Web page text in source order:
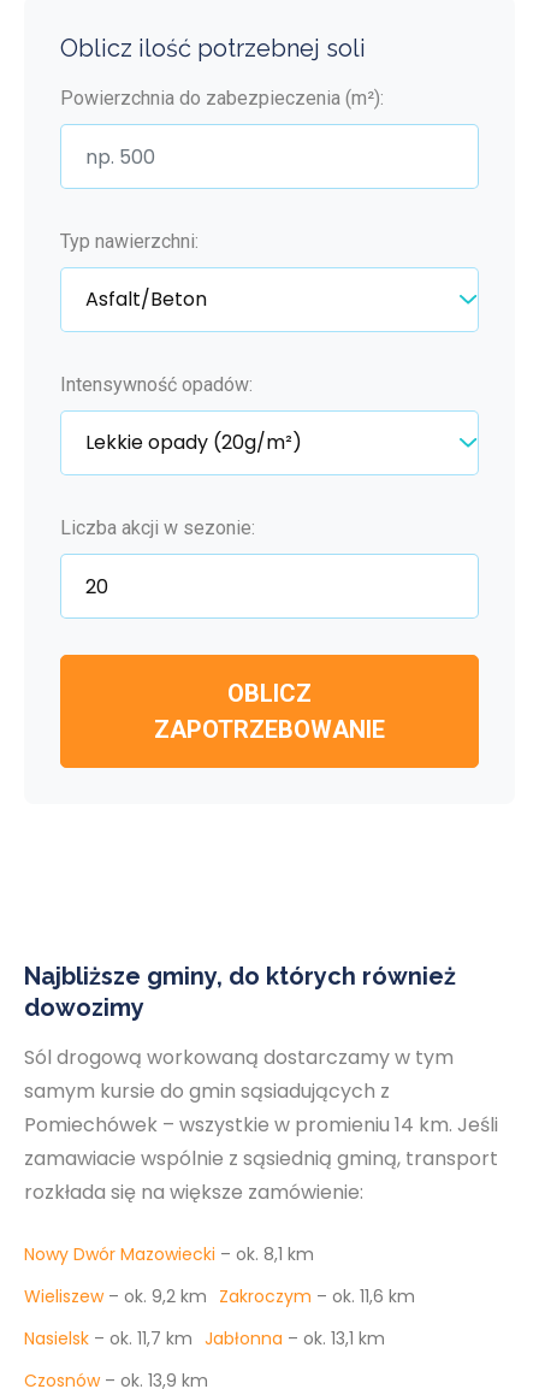
Oblicz ilość potrzebnej soli
Powierzchnia do zabezpieczenia (m²):
Typ nawierzchni:
Intensywność opadów:
Liczba akcji w sezonie:
OBLICZ
ZAPOTRZEBOWANIE
Najbliższe gminy, do których również
dowozimy
Sól drogową workowaną dostarczamy w tym
samym kursie do gmin sąsiadujących z
Pomiechówek – wszystkie w promieniu 14 km. Jeśli
zamawiacie wspólnie z sąsiednią gminą, transport
rozkłada się na większe zamówienie:
Nowy Dwór Mazowiecki – ok. 8,1 km
Wieliszew – ok. 9,2 km Zakroczym – ok. 11,6 km
Nasielsk – ok. 11,7 km Jabłonna – ok. 13,1 km
Czosnów – ok. 13,9 km